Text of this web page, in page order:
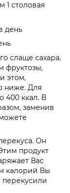
столовая
день
слаще сахара.
фруктозы,
этом,
ниже. Для
400 ккал. В
заменив
Он
продукт
Вас
калорий Вы